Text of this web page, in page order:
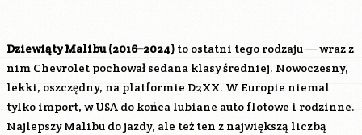
Dziewiąty Malibu (2016–2024) to ostatni tego rodzaju — wraz z
nim Chevrolet pochował sedana klasy średniej. Nowoczesny,
lekki, oszczędny, na platformie D2XX. W Europie niemal
tylko import, w USA do końca lubiane auto flotowe i rodzinne.
Najlepszy Malibu do jazdy, ale też ten z największą liczbą